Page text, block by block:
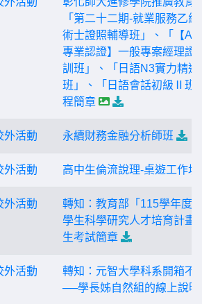
「第二十二期-就業服務乙級
術士證照輔導班」、「【
專業認證】一般專案經理證
訓班」、「日語N3實力精進
班」、「日語會話初級Ⅱ班
程簡章
外活動 永續財務金融分析師班
外活動 高中生倫流說理-桌遊工作坊
外活動
轉知：教育部「115學年度
學生科學研究人才培育計畫
生考試簡章
外活動
轉知：元智大學科系開箱不
──學長姊自然組的線上說明